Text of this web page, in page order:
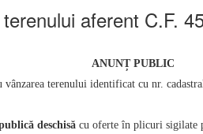
aferent C.F.
ANUNȚ PUBLIC
terenului identificat cu nr.
deschisăcu oferte în plicuri sigilate